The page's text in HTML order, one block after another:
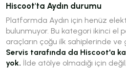
Hiscoot'ta Aydın durumu
Platformda Aydın için henüz
bulunmuyor. Bu kategori ikinci el
araçların çoğu ilk sahiplerinde ve
Servis tarafında da Hiscoot'a
yok. İlde atölye olmadığı için